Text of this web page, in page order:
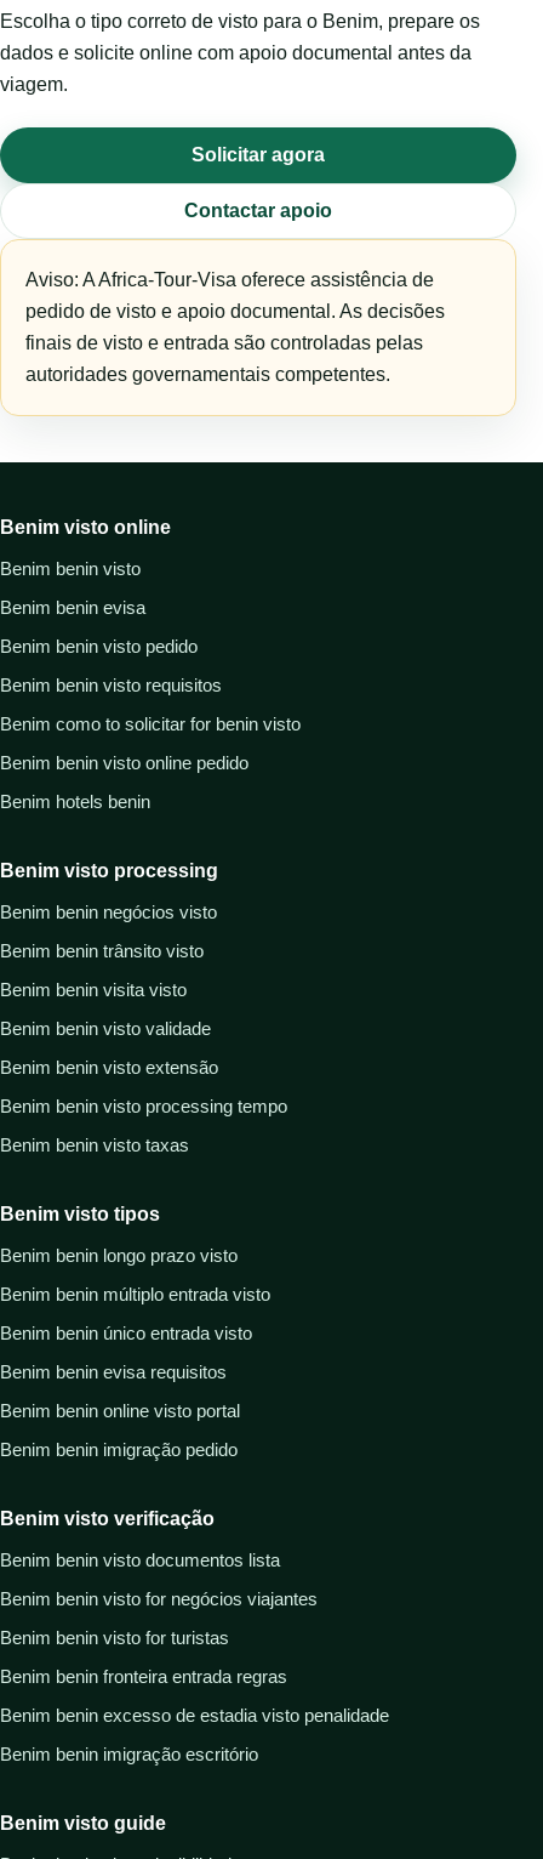
Escolha o tipo correto de visto para o Benim, prepare os
dados e solicite online com apoio documental antes da
viagem.
Solicitar agora
Contactar apoio
Aviso: A Africa-Tour-Visa oferece assistência de
pedido de visto e apoio documental. As decisões
finais de visto e entrada são controladas pelas
autoridades governamentais competentes.
Benim visto online
Benim benin visto
Benim benin evisa
Benim benin visto pedido
Benim benin visto requisitos
Benim como to solicitar for benin visto
Benim benin visto online pedido
Benim hotels benin
Benim visto processing
Benim benin negócios visto
Benim benin trânsito visto
Benim benin visita visto
Benim benin visto validade
Benim benin visto extensão
Benim benin visto processing tempo
Benim benin visto taxas
Benim visto tipos
Benim benin longo prazo visto
Benim benin múltiplo entrada visto
Benim benin único entrada visto
Benim benin evisa requisitos
Benim benin online visto portal
Benim benin imigração pedido
Benim visto verificação
Benim benin visto documentos lista
Benim benin visto for negócios viajantes
Benim benin visto for turistas
Benim benin fronteira entrada regras
Benim benin excesso de estadia visto penalidade
Benim benin imigração escritório
Benim visto guide